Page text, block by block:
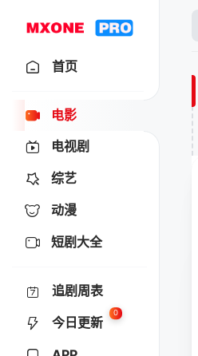
首页
电影
电视剧
综艺
动漫
短剧大全
追剧周表
今日更新
0